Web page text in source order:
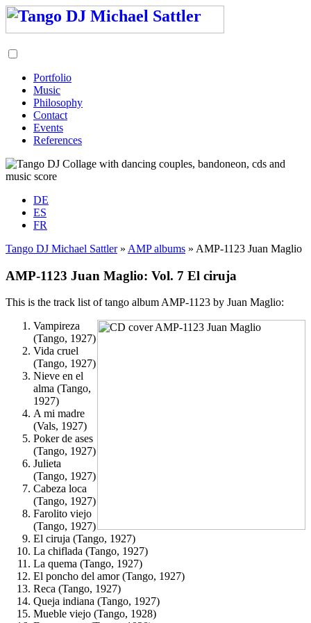
Portfolio
Music
Philosophy
Contact
Events
References
DE
ES
FR
Tango DJ Michael Sattler» AMP albums » AMP-1123 Juan Maglio
AMP-1123 Juan Maglio: Vol. 7 El ciruja
This is the track list of tango album AMP-1123 by Juan Maglio:
Vampireza
(Tango, 1927)
Vida cruel
(Tango, 1927)
Nieve en el
alma (Tango,
1927)
A mi madre
(Vals, 1927)
Poker de ases
(Tango, 1927)
Julieta
(Tango, 1927)
Cabeza loca
(Tango, 1927)
Farolito viejo
(Tango, 1927)
El ciruja (Tango, 1927)
La chiflada (Tango, 1927)
La quema (Tango, 1927)
El poncho del amor (Tango, 1927)
Reca (Tango, 1927)
Queja indiana (Tango, 1927)
Mueble viejo (Tango, 1928)